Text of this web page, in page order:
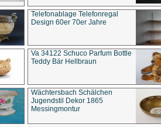
Telefonablage Telefonregal
Design 60er 70er Jahre
Va 34122 Schuco Parfum Bottle
Teddy Bär Hellbraun
Wächtersbach Schälchen
Jugendstil Dekor 1865
Messingmontur